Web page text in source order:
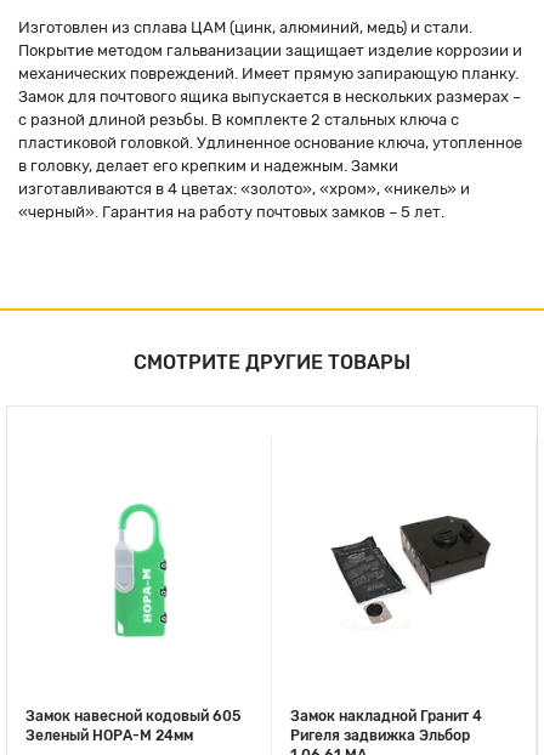
Изготовлен из сплава ЦАМ (цинк, алюминий, медь) и стали.
Покрытие методом гальванизации защищает изделие коррозии и
механических повреждений. Имеет прямую запирающую планку.
Замок для почтового ящика выпускается в нескольких размерах –
с разной длиной резьбы. В комплекте 2 стальных ключа с
пластиковой головкой. Удлиненное основание ключа, утопленное
в головку, делает его крепким и надежным. Замки
изготавливаются в 4 цветах: «золото», «хром», «никель» и
«черный». Гарантия на работу почтовых замков – 5 лет.
СМОТРИТЕ ДРУГИЕ ТОВАРЫ
Замок навесной кодовый 605
Зеленый НОРА-М 24мм
Замок накладной Гранит 4
Ригеля задвижка Эльбор